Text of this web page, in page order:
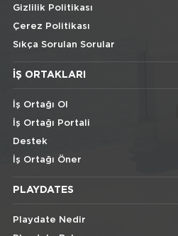
Gizlilik Politikası
Çerez Politikası
Sıkça Sorulan Sorular
İŞ ORTAKLARI
İş Ortağı Ol
İş Ortağı Portali
Destek
İş Ortağı Öner
PLAYDATES
Playdate Nedir